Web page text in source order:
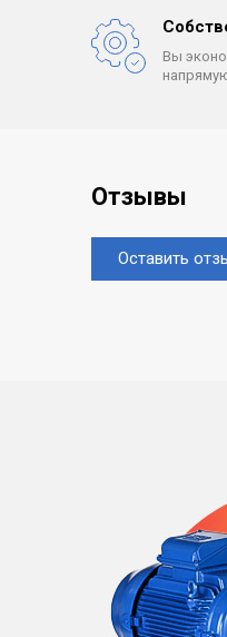
Вы
Отзывы
Оставить